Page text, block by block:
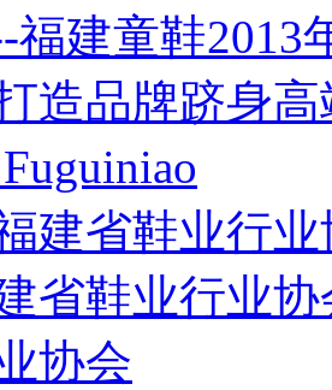
福建童鞋2013
造品牌跻身
建省鞋业行
省鞋业行业
协会